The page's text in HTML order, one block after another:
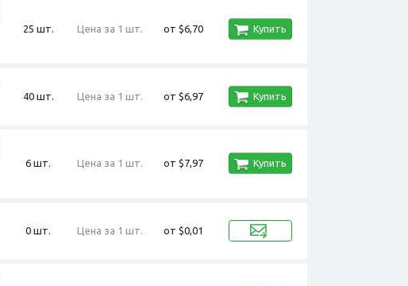
25 шт. Цена за 1 шт. от $6,70 Купить
40 шт. Цена за 1 шт. от $6,97 Купить
6 шт. Цена за 1 шт. от $7,97 Купить
0 шт. Цена за 1 шт. от $0,01